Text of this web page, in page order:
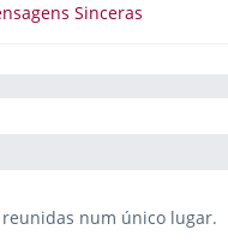
Sinceras
num único lugar.